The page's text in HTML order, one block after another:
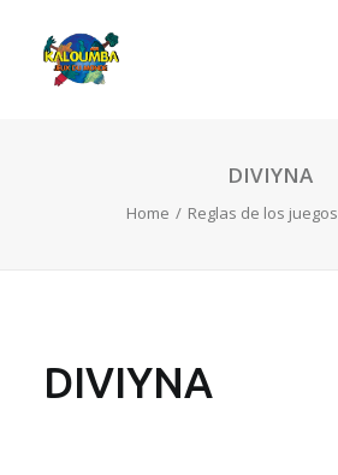
ACTIVIDADES
DIVIYNA
Home Reglas de los juegos
DIVIYNA